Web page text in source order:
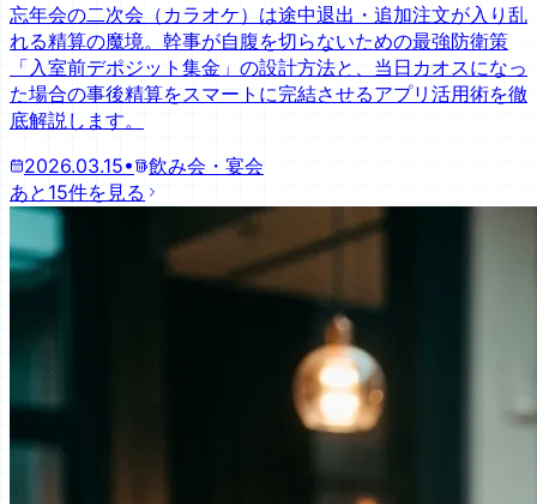
忘年会の二次会（カラオケ）は途中退出・追加注文が入り乱
れる精算の魔境。幹事が自腹を切らないための最強防衛策
「入室前デポジット集金」の設計方法と、当日カオスになっ
た場合の事後精算をスマートに完結させるアプリ活用術を徹
底解説します。
2026.03.15•
飲み会・宴会
あと15件を見る